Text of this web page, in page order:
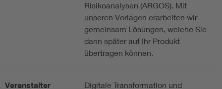
Risikoanalysen (ARGOS). Mit
unseren Vorlagen erarbeiten wir
gemeinsam Lösungen, welche Sie
dann später auf Ihr Produkt
übertragen können.
Veranstalter
Digitale Transformation und